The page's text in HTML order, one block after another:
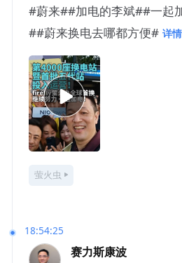
#蔚来##加电的李斌##一起
##蔚来换电去哪都方便# 详情
萤火虫
18:54:25
赛力斯康波